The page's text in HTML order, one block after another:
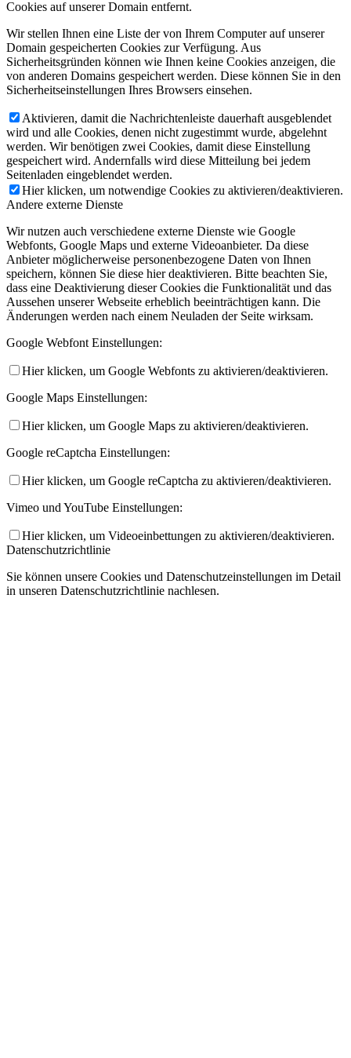
Cookies auf unserer Domain entfernt.
Wir stellen Ihnen eine Liste der von Ihrem Computer auf unserer
Domain gespeicherten Cookies zur Verfügung. Aus
Sicherheitsgründen können wie Ihnen keine Cookies anzeigen, die
von anderen Domains gespeichert werden. Diese können Sie in den
Sicherheitseinstellungen Ihres Browsers einsehen.
Aktivieren, damit die Nachrichtenleiste dauerhaft ausgeblendet
wird und alle Cookies, denen nicht zugestimmt wurde, abgelehnt
werden. Wir benötigen zwei Cookies, damit diese Einstellung
gespeichert wird. Andernfalls wird diese Mitteilung bei jedem
Seitenladen eingeblendet werden.
Hier klicken, um notwendige Cookies zu aktivieren/deaktivieren.
Andere externe Dienste
Wir nutzen auch verschiedene externe Dienste wie Google
Webfonts, Google Maps und externe Videoanbieter. Da diese
Anbieter möglicherweise personenbezogene Daten von Ihnen
speichern, können Sie diese hier deaktivieren. Bitte beachten Sie,
dass eine Deaktivierung dieser Cookies die Funktionalität und das
Aussehen unserer Webseite erheblich beeinträchtigen kann. Die
Änderungen werden nach einem Neuladen der Seite wirksam.
Google Webfont Einstellungen:
Hier klicken, um Google Webfonts zu aktivieren/deaktivieren.
Google Maps Einstellungen:
Hier klicken, um Google Maps zu aktivieren/deaktivieren.
Google reCaptcha Einstellungen:
Hier klicken, um Google reCaptcha zu aktivieren/deaktivieren.
Vimeo und YouTube Einstellungen:
Hier klicken, um Videoeinbettungen zu aktivieren/deaktivieren.
Datenschutzrichtlinie
Sie können unsere Cookies und Datenschutzeinstellungen im Detail
in unseren Datenschutzrichtlinie nachlesen.